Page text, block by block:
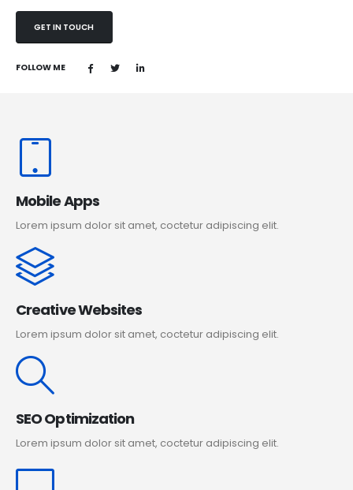
GET IN TOUCH
FOLLOW ME
Mobile Apps
Lorem ipsum dolor sit amet, coctetur adipiscing elit.
Creative Websites
Lorem ipsum dolor sit amet, coctetur adipiscing elit.
SEO Optimization
Lorem ipsum dolor sit amet, coctetur adipiscing elit.